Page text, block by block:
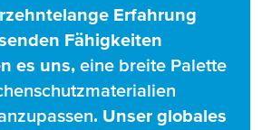
Erfahrung
Fähigkeiten
es uns, eine breite Palette
. Unser globales